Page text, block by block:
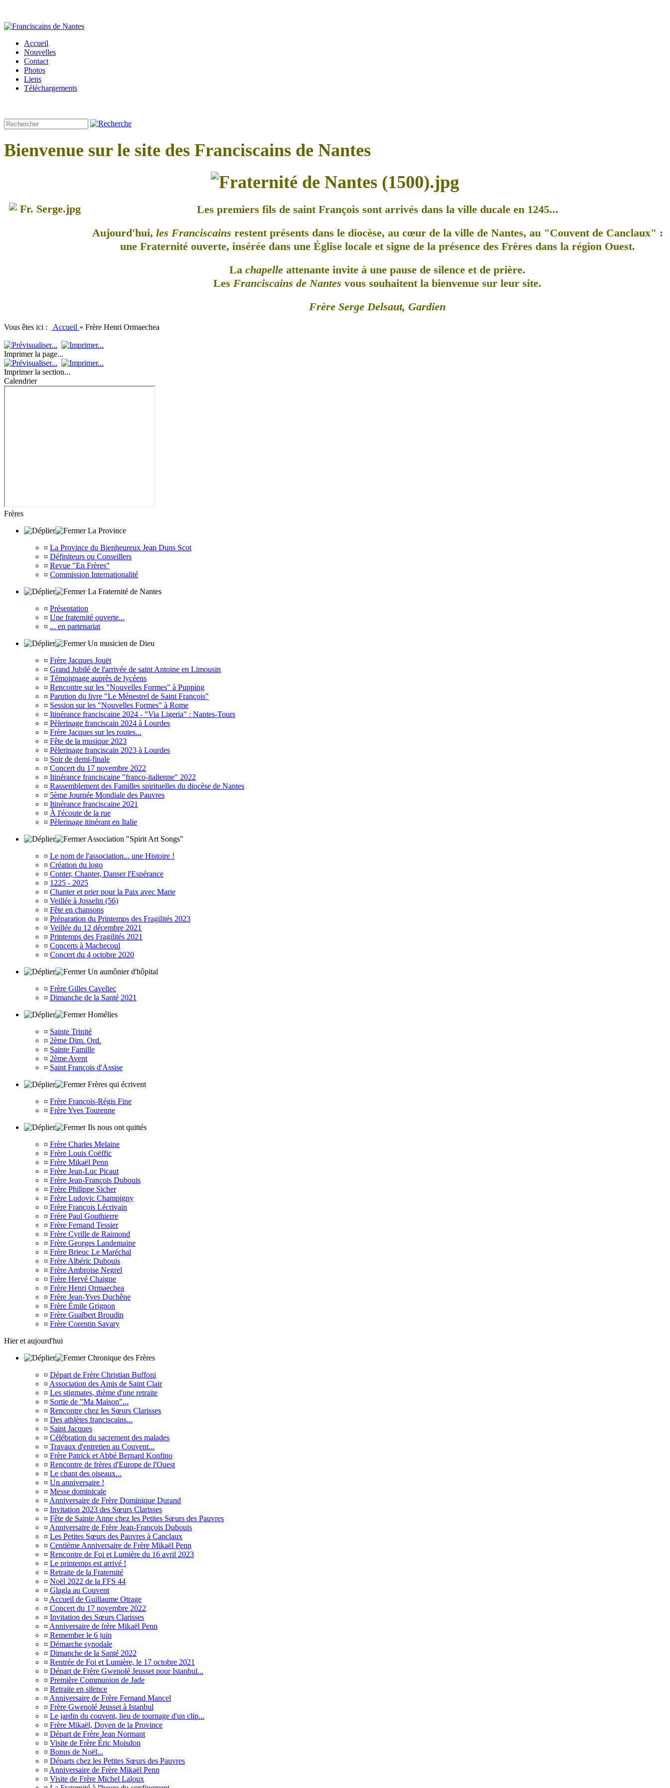
Accueil
Nouvelles
Contact
Photos
Liens
Téléchargements
Bienvenue sur le site des Franciscains de Nantes
Les premiers fils de saint François sont arrivés dans la ville ducale en 1245...
Aujourd'hui, les Franciscains restent présents dans le diocèse, au cœur de la ville de Nantes, au "Couvent de Canclaux" :
une Fraternité ouverte, insérée dans une Église locale et signe de la présence des Frères dans la région Ouest.
La chapelle attenante invite à une pause de silence et de prière.
Les Franciscains de Nantes vous souhaitent la bienvenue sur leur site.
Frère Serge Delsaut, Gardien
Vous êtes ici : Accueil » Frère Henri Ormaechea
Imprimer la page...
Imprimer la section...
Calendrier
Frères
La Province
¤ La Province du Bienheureux Jean Duns Scot
¤ Définiteurs ou Conseillers
¤ Revue "En Frères"
¤ Commission Internationalité
La Fraternité de Nantes
¤ Présentation
¤ Une fraternité ouverte...
¤ ... en partenariat
Un musicien de Dieu
¤ Frère Jacques Jouët
¤ Grand Jubilé de l'arrivée de saint Antoine en Limousin
¤ Témoignage auprès de lycéens
¤ Rencontre sur les "Nouvelles Formes" à Pupping
¤ Parution du livre "Le Ménestrel de Saint François"
¤ Session sur les "Nouvelles Formes" à Rome
¤ Itinérance franciscaine 2024 - "Via Ligeria" : Nantes-Tours
¤ Pèlerinage franciscain 2024 à Lourdes
¤ Frère Jacques sur les routes...
¤ Fête de la musique 2023
¤ Pèlerinage franciscain 2023 à Lourdes
¤ Soir de demi-finale
¤ Concert du 17 novembre 2022
¤ Itinérance franciscaine "franco-italienne" 2022
¤ Rassemblement des Familles spirituelles du diocèse de Nantes
¤ 5ème Journée Mondiale des Pauvres
¤ Itinérance franciscaine 2021
¤ À l'écoute de la rue
¤ Pèlerinage itinérant en Italie
Association "Spirit Art Songs"
¤ Le nom de l'association... une Histoire !
¤ Création du logo
¤ Conter, Chanter, Danser l'Espérance
¤ 1225 - 2025
¤ Chanter et prier pour la Paix avec Marie
¤ Veillée à Josselin (56)
¤ Fête en chansons
¤ Préparation du Printemps des Fragilités 2023
¤ Veillée du 12 décembre 2021
¤ Printemps des Fragilités 2021
¤ Concerts à Machecoul
¤ Concert du 4 octobre 2020
Un aumônier d'hôpital
¤ Frère Gilles Cavellec
¤ Dimanche de la Santé 2021
Homélies
¤ Sainte Trinité
¤ 2ème Dim. Ord.
¤ Sainte Famille
¤ 2ème Avent
¤ Saint François d'Assise
Frères qui écrivent
¤ Frère François-Régis Fine
¤ Frère Yves Tourenne
Ils nous ont quittés
¤ Frère Charles Melaine
¤ Frère Louis Coëffic
¤ Frère Mikaël Penn
¤ Frère Jean-Luc Picaut
¤ Frère Jean-François Dubouis
¤ Frère Philippe Sicher
¤ Frère Ludovic Champigny
¤ Frère François Lécrivain
¤ Frère Paul Gouthierre
¤ Frère Fernand Tessier
¤ Frère Cyrille de Raimond
¤ Frère Georges Landemaine
¤ Frère Brieuc Le Maréchal
¤ Frère Albéric Dubouis
¤ Frère Ambroise Negrel
¤ Frère Hervé Chaigne
¤ Frère Henri Ormaechea
¤ Frère Jean-Yves Duchêne
¤ Frère Émile Grignon
¤ Frère Gualbert Broudin
¤ Frère Corentin Savary
Hier et aujourd'hui
Chronique des Frères
¤ Départ de Frère Christian Buffoni
¤ Association des Amis de Saint Clair
¤ Les stigmates, thème d'une retraite
¤ Sortie de "Ma Maison"...
¤ Rencontre chez les Sœurs Clarisses
¤ Des athlètes franciscains...
¤ Saint Jacques
¤ Célébration du sacrement des malades
¤ Travaux d'entretien au Couvent...
¤ Frère Patrick et Abbé Bernard Konfino
¤ Rencontre de frères d'Europe de l'Ouest
¤ Le chant des oiseaux...
¤ Un anniversaire !
¤ Messe dominicale
¤ Anniversaire de Frère Dominique Durand
¤ Invitation 2023 des Sœurs Clarisses
¤ Fête de Sainte Anne chez les Petites Sœurs des Pauvres
¤ Anniversaire de Frère Jean-François Dubouis
¤ Les Petites Sœurs des Pauvres à Canclaux
¤ Centième Anniversaire de Frère Mikaël Penn
¤ Rencontre de Foi et Lumière du 16 avril 2023
¤ Le printemps est arrivé !
¤ Retraite de la Fraternité
¤ Noël 2022 de la FFS 44
¤ Glagla au Couvent
¤ Accueil de Guillaume Otrage
¤ Concert du 17 novembre 2022
¤ Invitation des Sœurs Clarisses
¤ Anniversaire de frère Mikaël Penn
¤ Remember le 6 juin
¤ Démarche synodale
¤ Dimanche de la Santé 2022
¤ Rentrée de Foi et Lumière, le 17 octobre 2021
¤ Départ de Frère Gwenolé Jeusset pour Istanbul...
¤ Première Communion de Jade
¤ Retraite en silence
¤ Anniversaire de Frère Fernand Mancel
¤ Frère Gwenolé Jeusset à Istanbul
¤ Le jardin du couvent, lieu de tournage d'un clip...
¤ Frère Mikaël, Doyen de la Province
¤ Départ de Frère Jean Normant
¤ Visite de Frère Éric Moisdon
¤ Bonus de Noël...
¤ Départs chez les Petites Sœurs des Pauvres
¤ Anniversaire de Frère Mikaël Penn
¤ Visite de Frère Michel Laloux